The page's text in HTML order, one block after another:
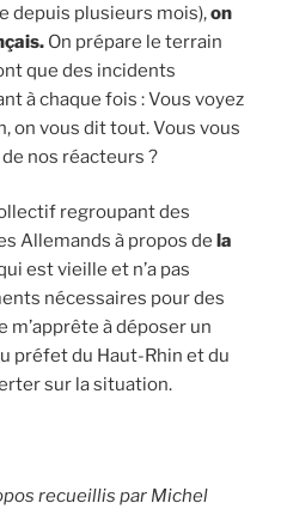
depuis plusieurs mois),on
On prépare le terrain
que des incidents
à chaque fois : Vous voyez
on vous dit tout. Vous vous
nos réacteurs ?
regroupant des
Allemands à propos de la
est vieille et n’a pas
nécessaires pour des
à déposer un
préfet du Haut-Rhin et du
sur la situation.
recueillis par Michel